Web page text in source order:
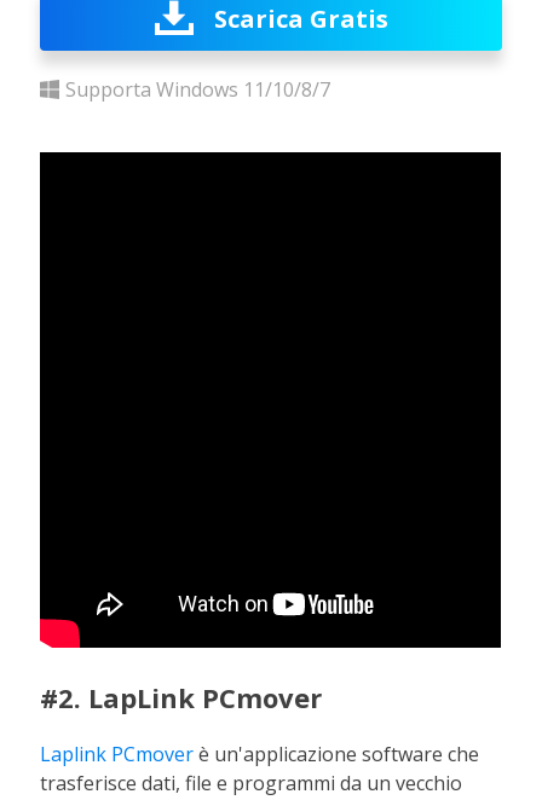
Scarica Gratis
Supporta Windows 11/10/8/7
#2. LapLink PCmover
Laplink PCmoverè un'applicazione software che
trasferisce dati, file e programmi da un vecchio